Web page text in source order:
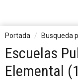
Portada Busqueda
Escuelas
Elemental